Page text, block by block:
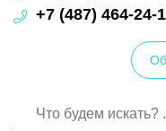
+7 (487) 464-24-